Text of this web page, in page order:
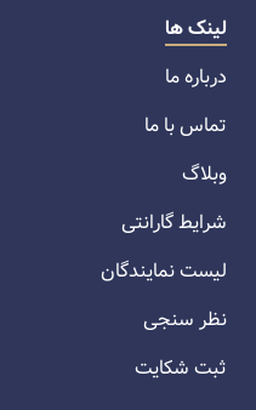
لینک ها
درباره ما
تماس با ما
وبلاگ
شرایط گارانتی
لیست نمایندگان
نظر سنجی
ثبت شکایت